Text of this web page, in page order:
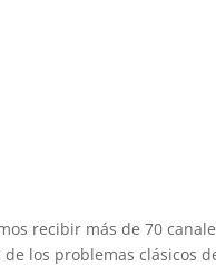
recibir más de 70
los problemas clásicos